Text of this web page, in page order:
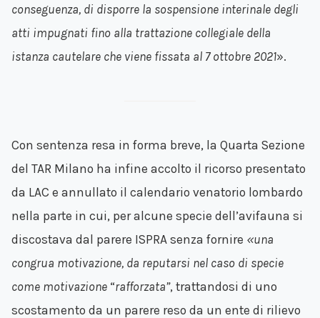
conseguenza, di disporre la sospensione interinale degli
atti impugnati fino alla trattazione collegiale della
istanza cautelare che viene fissata al 7 ottobre 2021».
Con sentenza resa in forma breve, la Quarta Sezione
del TAR Milano ha infine accolto il ricorso presentato
da LAC e annullato il calendario venatorio lombardo
nella parte in cui, per alcune specie dell’avifauna si
discostava dal parere ISPRA senza fornire «una
congrua motivazione, da reputarsi nel caso di specie
come motivazione “rafforzata”, trattandosi di uno
scostamento da un parere reso da un ente di rilievo